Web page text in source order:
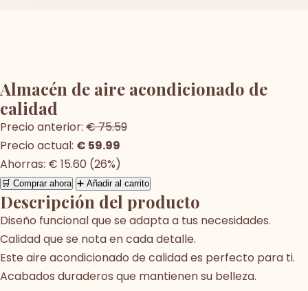
Almacén de aire acondicionado de
calidad
Precio anterior: € 75.59
Precio actual: € 59.99
Ahorras: € 15.60 (26%)
🛒 Comprar ahora ➕ Añadir al carrito
Descripción del producto
Diseño funcional que se adapta a tus necesidades.
Calidad que se nota en cada detalle.
Este aire acondicionado de calidad es perfecto para ti.
Acabados duraderos que mantienen su belleza.